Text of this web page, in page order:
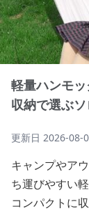
軽量ハンモ
収納で選ぶ
更新日 2026-08-
キャンプやア
ち運びやすい
コンパクトに